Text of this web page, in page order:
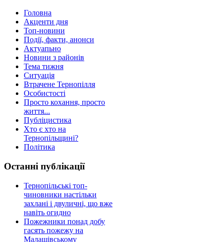
Головна
Акценти дня
Топ-новини
Події, факти, анонси
Актуапьно
Новини з районів
Тема тижня
Ситуація
Втрачене Тернопілля
Особистості
Просто кохання, просто
життя...
Публіцистика
Хто є хто на
Тернопільщині?
Політика
Останні публікації
Тернопільські топ-
чиновники настільки
захлані і двуличні, що вже
навіть огидно
Пожежники понад добу
гасять пожежу на
Малашівському